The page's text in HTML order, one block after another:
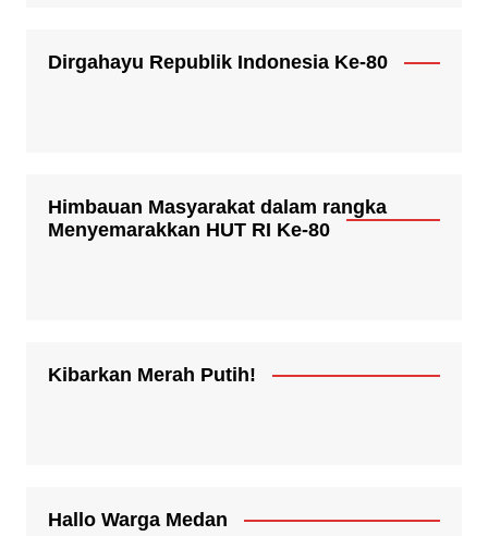
Dirgahayu Republik Indonesia Ke-80
Himbauan Masyarakat dalam rangka
Menyemarakkan HUT RI Ke-80
Kibarkan Merah Putih!
Hallo Warga Medan